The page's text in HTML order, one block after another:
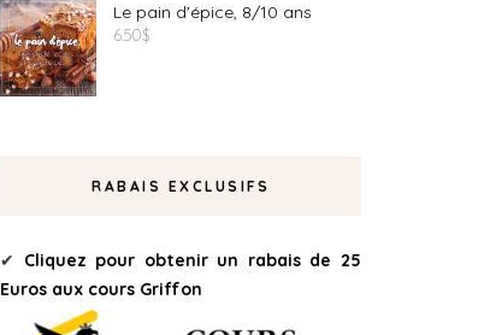
Le pain d'épice, 8/10 ans
6.50$
RABAIS EXCLUSIFS
✔ Cliquez pour obtenir un rabais de 25
Euros aux cours Griffon